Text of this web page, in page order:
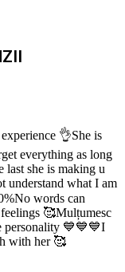
👌She is
everything as long
last she is making u
understand what I am
words can
🥰Mulțumesc
personality 💙💙💙I
with her 🥰